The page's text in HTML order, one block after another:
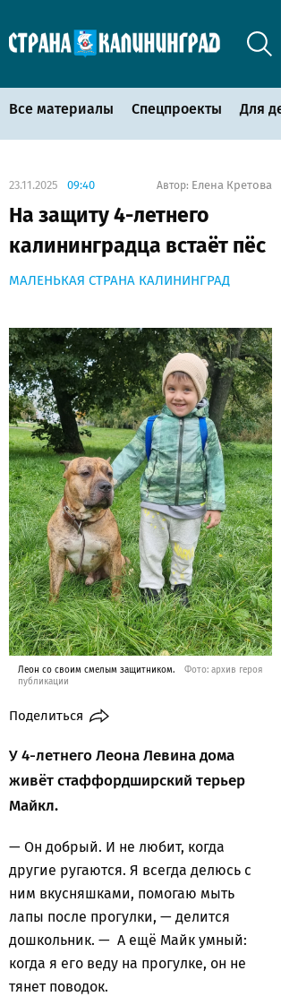
Все материалы Спецпроекты Для
23.11.2025 09:40 Автор: Елена Кретова
На защиту 4-летнего
калининградца встаёт пёс
МАЛЕНЬКАЯ СТРАНА КАЛИНИНГРАД
Леон со своим смелым защитником.
Фото: архив героя
публикации
Поделиться
У 4-летнего Леона Левина дома
живёт стаффордширский терьер
Майкл.
— Он добрый. И не любит, когда
другие ругаются. Я всегда делюсь с
ним вкусняшками, помогаю мыть
лапы после прогулки, — делится
дошкольник. — А ещё Майк умный:
когда я его веду на прогулке, он не
тянет поводок.